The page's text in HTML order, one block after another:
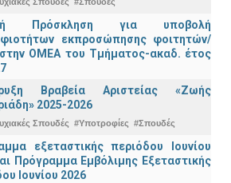
Πρόσκληση για υποβολή
εκπροσώπησης φοιτητών/
ΟΜΕΑ του Τμήματος-ακαδ. έτος
Βραβεία Αριστείας «Ζωής
2025-2026
Σπουδές #Υποτροφίες #Σπουδές
εξεταστικής περιόδου Ιουνίου
Πρόγραμμα Εμβόλιμης Εξεταστικής
Ιουνίου 2026